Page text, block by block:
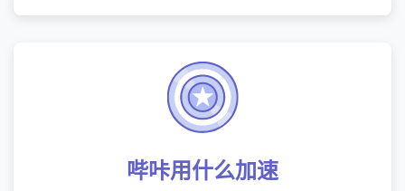
哔咔用什么加速